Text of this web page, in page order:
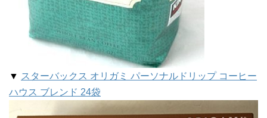
▼ スターバックス オリガミ パーソナルドリップ コーヒー
ハウス ブレンド 24袋